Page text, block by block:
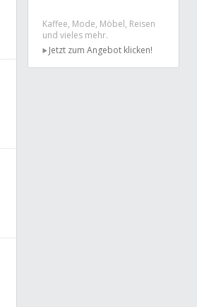
Kaffee, Mode, Möbel, Reisen
und vieles mehr.
Jetzt zum Angebot klicken!